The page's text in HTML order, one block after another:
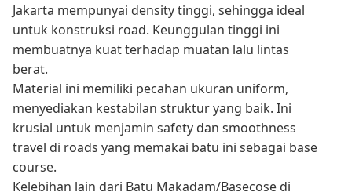
Jakarta mempunyai density tinggi, sehingga ideal
untuk konstruksi road. Keunggulan tinggi ini
membuatnya kuat terhadap muatan lalu lintas
berat.
Material ini memiliki pecahan ukuran uniform,
menyediakan kestabilan struktur yang baik. Ini
krusial untuk menjamin safety dan smoothness
travel di roads yang memakai batu ini sebagai base
course.
Kelebihan lain dari Batu Makadam/Basecose di